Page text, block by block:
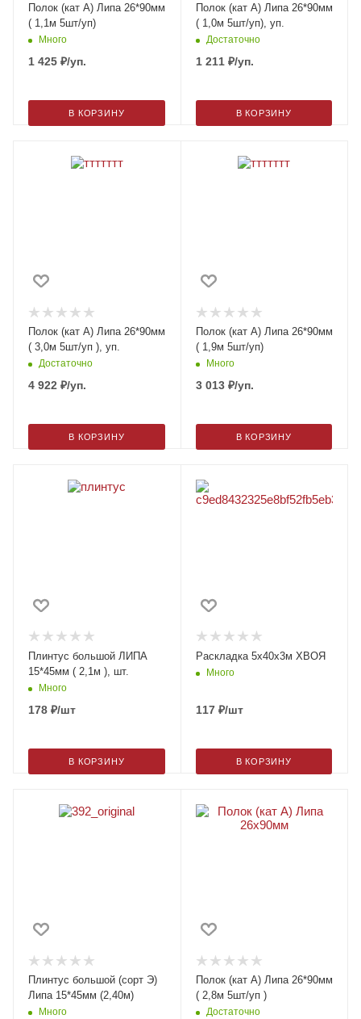
Полок (кат А) Липа 26*90мм
( 1,1м 5шт/уп)
Много
1 425 ₽/уп.
В КОРЗИНУ
Полок (кат А) Липа 26*90мм
( 1,0м 5шт/уп), уп.
Достаточно
1 211₽/уп.
В КОРЗИНУ
Полок (кат А) Липа 26*90мм
( 3,0м 5шт/уп ), уп.
Достаточно
4 922 ₽/уп.
В КОРЗИНУ
Полок (кат А) Липа 26*90мм
( 1,9м 5шт/уп)
Много
3 013₽/уп.
В КОРЗИНУ
Плинтус большой ЛИПА
15*45мм ( 2,1м ), шт.
Много
178 ₽/шт
В КОРЗИНУ
Раскладка 5х40х3м ХВОЯ
Много
117₽/шт
В КОРЗИНУ
Плинтус большой (сорт Э)
Липа 15*45мм (2,40м)
Много
Полок (кат А) Липа 26*90мм
( 2,8м 5шт/уп )
Достаточно